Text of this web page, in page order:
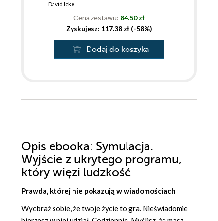
David Icke
Cena zestawu: 84.50 zł
Zyskujesz: 117.38 zł (-58%)
Dodaj do koszyka
Opis ebooka: Symulacja.
Wyjście z ukrytego programu,
który więzi ludzkość
Prawda, której nie pokazują w wiadomościach
Wyobraź sobie, że twoje życie to gra. Nieświadomie